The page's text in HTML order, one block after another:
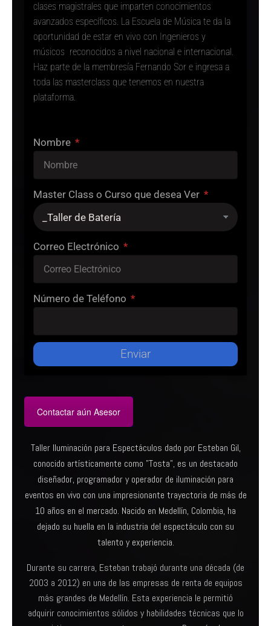
clases magistrales que imparten conocimientos
avanzados específicos. La Escuela de Música te da la
oportunidad de estar en vivo con Ingenieros y
músicos reconocidos a nivel nacional e internacional.
Haz parte de la membresía Fernando Sor e ingresa a
toda las masterclass que tenemos en nuestra
plataforma.
Nombre
Master Class o Curso que desea Ver
Correo Electrónico
Número de Teléfono
Enviar
Contactar aún Asesor
Taller Iluminación para Espectáculos dado por Esteban Gil,
conocido artísticamente como "Tosta", es un destacado
diseñador, programador y operador de iluminación para
eventos en vivo con una impresionante trayectoria de más de
10 años en el mercado. Nacido en Medellín, Colombia, ha
dejado su huella en la industria del espectáculo con su
talento y experiencia.
Durante su carrera, Esteban trabajó durante una década (de
2003 a 2012) en una de las empresas de renta de equipos
más grandes de Medellín. Esta experiencia le permitió
adquirir conocimientos sólidos y habilidades técnicas que lo